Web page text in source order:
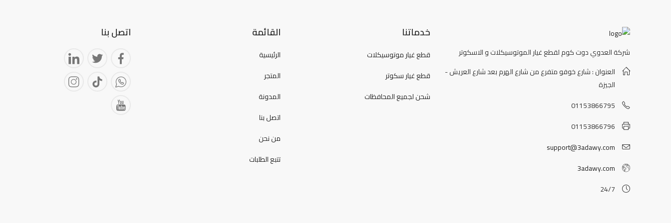
شركة العدوي دوت كوم لقطع غيار الموتوسيكلات و الاسكوتر
العنوان : شارع خوفو متفرع من شارع الهرم بعد شارع العريش -
الجيزة
01153866795
01153866796
support@3adawy.com
3adawy.com
24/7
خدماتنا
قطع غيار موتوسيكلات
قطع غيار سكوتر
شحن لجميع المحافظات
القائمة
الرئيسية
المتجر
المدونة
اتصل بنا
من نحن
تتبع الطلبات
اتصل بنا